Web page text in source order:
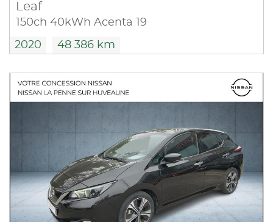
Leaf
150ch 40kWh Acenta 19
2020 48 386 km